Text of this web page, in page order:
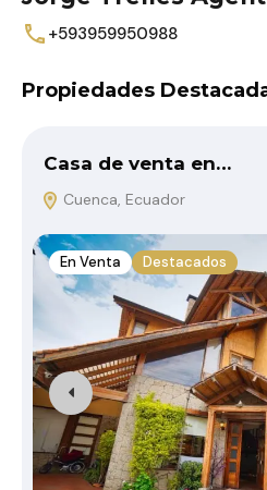
+593959950988
Propiedades
Casa de venta en…
Cuenca, Ecuador
En Venta Destacados